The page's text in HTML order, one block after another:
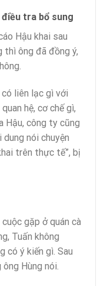
tra bổ sung
Hậu khai sau
thì ông đã đồng ý,
liên lạc gì với
hệ, cơ chế gì,
Hậu, công ty cũng
nói chuyện
trên thực tế”, bị
gặp ở quán cà
Tuấn không
có ý kiến gì. Sau
Hùng nói.